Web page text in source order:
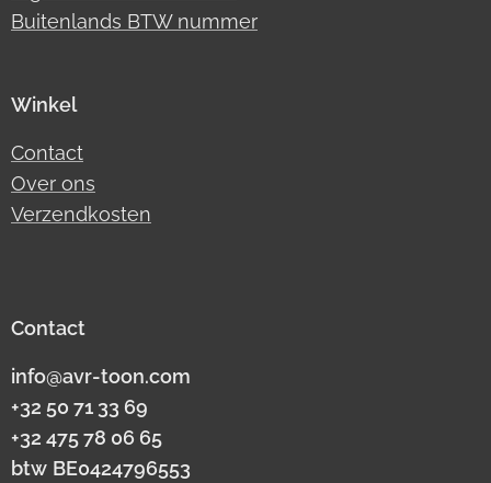
Buitenlands BTW nummer
Winkel
Contact
Over ons
Verzendkosten
Contact
info@avr-toon.com
+32 50 71 33 69
+32 475 78 06 65
btw BE0424796553